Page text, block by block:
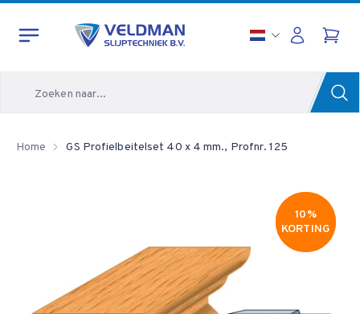
Home GS Profielbeitelset 40 x 4 mm., Profnr. 125
10%
KORTING
10%
KORTING